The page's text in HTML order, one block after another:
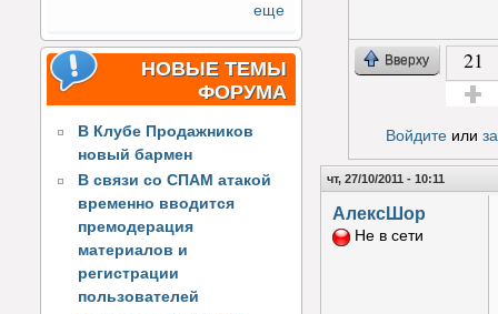
еще
НОВЫЕ ТЕМЫ
ФОРУМА
В Клубе Продажников
новый бармен
В связи со СПАМ атакой
временно вводится
премодерация
материалов и
регистрации
пользователей
Вверху 21
Войдитеили
чт, 27/10/2011 - 10:11
АлексШор
Не в сети